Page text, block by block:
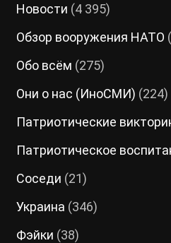
Новости (4 395)
Обзор вооружения НАТО
Обо всём (275)
Они о нас (ИноСМИ) (224)
Патриотические
Патриотическое
Соседи (21)
Украина (346)
Фэйки (38)